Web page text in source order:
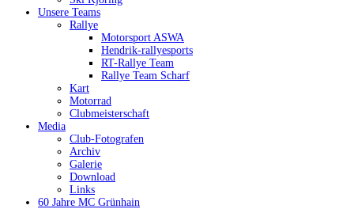
Unsere Teams
Rallye
Motorsport ASWA
Hendrik-rallyesports
RT-Rallye Team
Rallye Team Scharf
Kart
Motorrad
Clubmeisterschaft
Media
Club-Fotografen
Archiv
Galerie
Download
Links
60 Jahre MC Grünhain